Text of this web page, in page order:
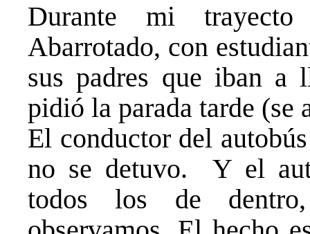
Durante mi
Abarrotado, con
sus padres que iban
pidió la parada tarde (se
El conductor del
no se detuvo. Y el
todos los de